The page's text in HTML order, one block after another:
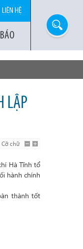
LIÊN HỆ
LẬP
Cỡ chữ
Hà Tĩnh tổ
hành chính
thành tốt